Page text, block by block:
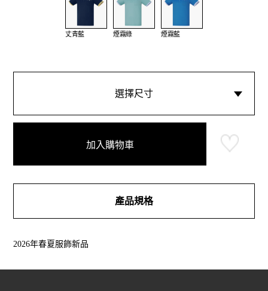
丈青藍 煙霧綠 煙霧藍
選擇尺寸
加入購物車
產品規格
2026年春夏服飾新品